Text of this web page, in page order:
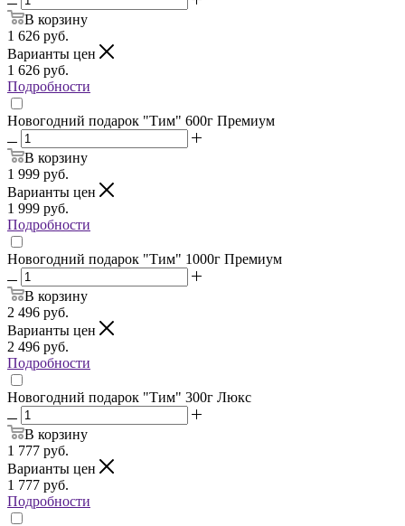
В корзину
1 626 руб.
Варианты цен
1 626 руб.
Подробности
Новогодний подарок "Тим" 600г Премиум
В корзину
1 999 руб.
Варианты цен
1 999 руб.
Подробности
Новогодний подарок "Тим" 1000г Премиум
В корзину
2 496 руб.
Варианты цен
2 496 руб.
Подробности
Новогодний подарок "Тим" 300г Люкс
В корзину
1 777 руб.
Варианты цен
1 777 руб.
Подробности